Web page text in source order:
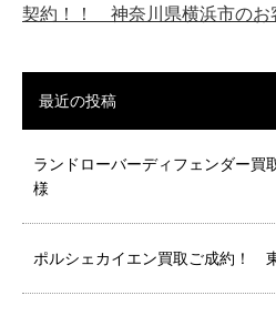
契約！！ 神奈川県横浜市のお
最近の投稿
ランドローバーディフェンダー
様
ポルシェカイエン買取ご成約！